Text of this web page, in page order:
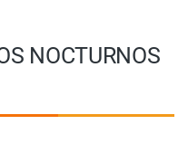
NOCTURNOS